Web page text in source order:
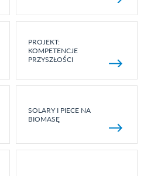
PROJEKT:
KOMPETENCJE
PRZYSZŁOŚCI
SOLARY I PIECE NA
BIOMASĘ